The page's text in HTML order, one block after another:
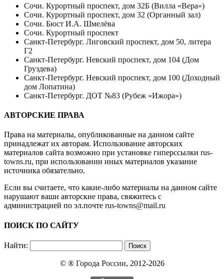
Сочи. Курортный проспект, дом 32Б (Вилла «Вера»)
Сочи. Курортный проспект, дом 32 (Органный зал)
Сочи. Бюст И.А. Шмелёва
Сочи. Курортный проспект
Санкт-Петербург. Лиговский проспект, дом 50, литера
Г2
Санкт-Петербург. Невский проспект, дом 104 (Дом
Груздева)
Санкт-Петербург. Невский проспект, дом 100 (Доходный
дом Лопатина)
Санкт-Петербург. ДОТ №83 (Рубеж «Ижора»)
АВТОРСКИЕ ПРАВА
Права на материалы, опубликованные на данном сайте
принадлежат их авторам. Использование авторских
материалов сайта возможно при установке гиперссылки rus-
towns.ru, при использовании иных материалов указание
источника обязательно.
Если вы считаете, что какие-либо материалы на данном сайте
нарушают ваши авторские права, свяжитесь с
администрацией по эл.почте rus-towns@mail.ru
ПОИСК ПО САЙТУ
Найти:
© ® Города России, 2012-2026